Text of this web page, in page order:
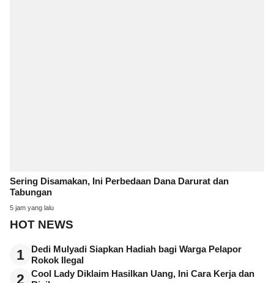
Sering Disamakan, Ini Perbedaan Dana Darurat dan
Tabungan
5 jam yang lalu
HOT NEWS
1
Dedi Mulyadi Siapkan Hadiah bagi Warga Pelapor
Rokok Ilegal
2
Cool Lady Diklaim Hasilkan Uang, Ini Cara Kerja dan